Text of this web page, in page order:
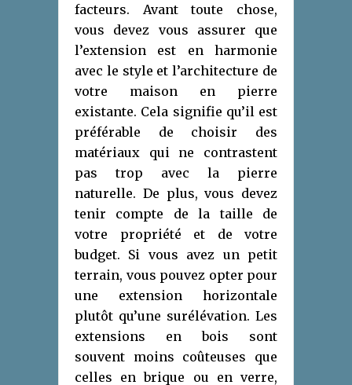
facteurs. Avant toute chose,
vous devez vous assurer que
l’extension est en harmonie
avec le style et l’architecture de
votre maison en pierre
existante. Cela signifie qu’il est
préférable de choisir des
matériaux qui ne contrastent
pas trop avec la pierre
naturelle. De plus, vous devez
tenir compte de la taille de
votre propriété et de votre
budget. Si vous avez un petit
terrain, vous pouvez opter pour
une extension horizontale
plutôt qu’une surélévation. Les
extensions en bois sont
souvent moins coûteuses que
celles en brique ou en verre,